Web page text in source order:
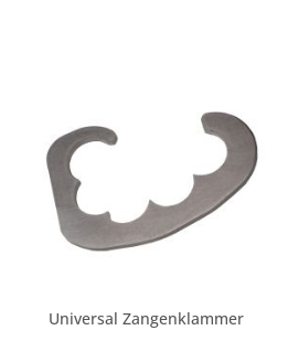
Universal Zangenklammer